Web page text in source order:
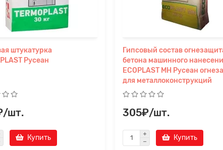
штукатурка
Русеан
шт.
Купить
Гипсовый состав
бетона машинного
ECOPLAST МН Русеан
для металлоконструкций
305₽/шт.
Купить